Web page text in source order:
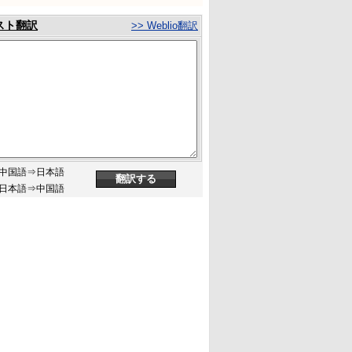
ト翻訳 >> Weblio翻訳
国語⇒日本語
日本語⇒中国語